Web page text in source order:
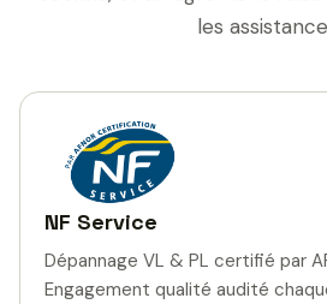
les
NF Service
Dépannage VL & PL certifié par
Engagement qualité audité